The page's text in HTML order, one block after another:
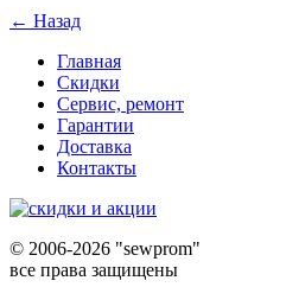
← Назад
Главная
Скидки
Сервис, ремонт
Гарантии
Доставка
Контакты
© 2006-2026 "sewprom"
все права защищены